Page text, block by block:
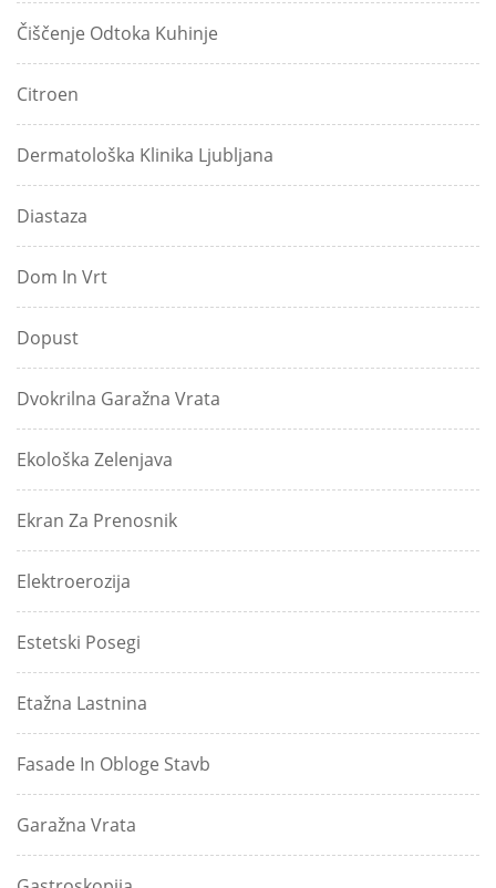
Čiščenje Odtoka Kuhinje
Citroen
Dermatološka Klinika Ljubljana
Diastaza
Dom In Vrt
Dopust
Dvokrilna Garažna Vrata
Ekološka Zelenjava
Ekran Za Prenosnik
Elektroerozija
Estetski Posegi
Etažna Lastnina
Fasade In Obloge Stavb
Garažna Vrata